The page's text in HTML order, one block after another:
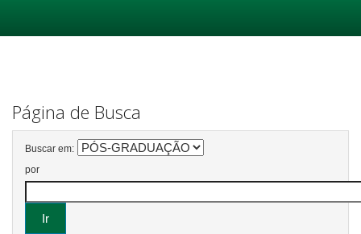
Página de Busca
Buscar em:
por